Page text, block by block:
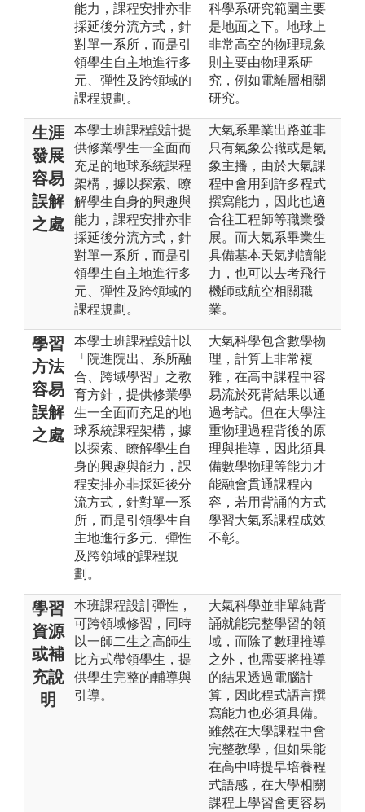
能力，課程安排亦非
採延後分流方式，針
對單一系所，而是引
領學生自主地進行多
元、彈性及跨領域的
課程規劃。
科學系研究範圍主要
是地面之下。地球上
非常高空的物理現象
則主要由物理系研
究，例如電離層相關
研究。
生涯
發展
容易
誤解
之處
本學士班課程設計提
供修業學生一全面而
充足的地球系統課程
架構，據以探索、瞭
解學生自身的興趣與
能力，課程安排亦非
採延後分流方式，針
對單一系所，而是引
領學生自主地進行多
元、彈性及跨領域的
課程規劃。
大氣系畢業出路並非
只有氣象公職或是氣
象主播，由於大氣課
程中會用到許多程式
撰寫能力，因此也適
合往工程師等職業發
展。而大氣系畢業生
具備基本天氣判讀能
力，也可以去考飛行
機師或航空相關職
業。
學習
方法
容易
誤解
之處
本學士班課程設計以
「院進院出、系所融
合、跨域學習」之教
育方針，提供修業學
生一全面而充足的地
球系統課程架構，據
以探索、瞭解學生自
身的興趣與能力，課
程安排亦非採延後分
流方式，針對單一系
所，而是引領學生自
主地進行多元、彈性
及跨領域的課程規
劃。
大氣科學包含數學物
理，計算上非常複
雜，在高中課程中容
易流於死背結果以通
過考試。但在大學注
重物理過程背後的原
理與推導，因此須具
備數學物理等能力才
能融會貫通課程內
容，若用背誦的方式
學習大氣系課程成效
不彰。
學習
資源
或補
充說
明
本班課程設計彈性，
可跨領域修習，同時
以一師二生之高師生
比方式帶領學生，提
供學生完整的輔導與
引導。
大氣科學並非單純背
誦就能完整學習的領
域，而除了數理推導
之外，也需要將推導
的結果透過電腦計
算，因此程式語言撰
寫能力也必須具備。
雖然在大學課程中會
完整教學，但如果能
在高中時提早培養程
式語感，在大學相關
課程上學習會更容易